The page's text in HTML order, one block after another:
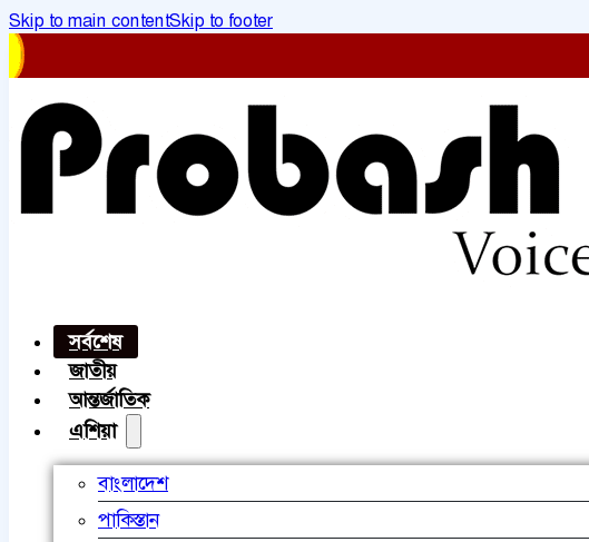
Skip to main contentSkip to footer
সর্বশেষ
জাতীয়
আন্তর্জাতিক
এশিয়া
বাংলাদেশ
পাকিস্তান